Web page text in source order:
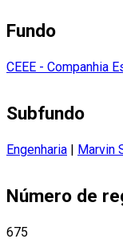
Fundo
CEEE - Companhia
Subfundo
Engenharia | Marvin
Número de
675